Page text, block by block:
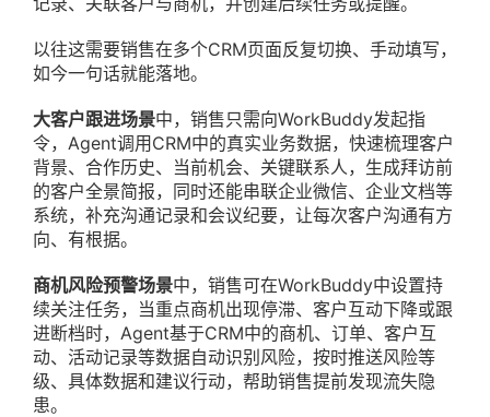
以往这需要销售在多个CRM页面反复切换、手动填写，
如今一句话就能落地。
大客户跟进场景中，销售只需向WorkBuddy发起指
令，Agent调用CRM中的真实业务数据，快速梳理客户
背景、合作历史、当前机会、关键联系人，生成拜访前
的客户全景简报，同时还能串联企业微信、企业文档等
系统，补充沟通记录和会议纪要，让每次客户沟通有方
向、有根据。
商机风险预警场景中，销售可在WorkBuddy中设置持
续关注任务，当重点商机出现停滞、客户互动下降或跟
进断档时，Agent基于CRM中的商机、订单、客户互
动、活动记录等数据自动识别风险，按时推送风险等
级、具体数据和建议行动，帮助销售提前发现流失隐
患。